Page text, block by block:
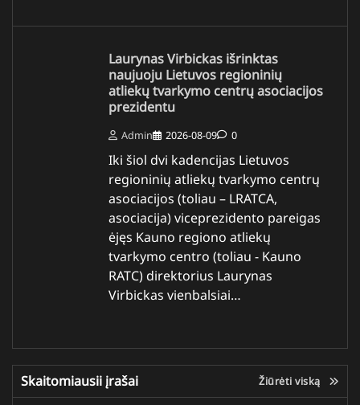
Laurynas Virbickas išrinktas
naujuoju Lietuvos regioninių
atliekų tvarkymo centrų asociacijos
prezidentu
Admin 2026-08-09 0
Iki šiol dvi kadencijas Lietuvos
regioninių atliekų tvarkymo centrų
asociacijos (toliau – LRATCA,
asociacija) viceprezidento pareigas
ėjęs Kauno regiono atliekų
tvarkymo centro (toliau - Kauno
RATC) direktorius Laurynas
Virbickas vienbalsiai…
Skaitomiausii įrašai Žiūrėti viską